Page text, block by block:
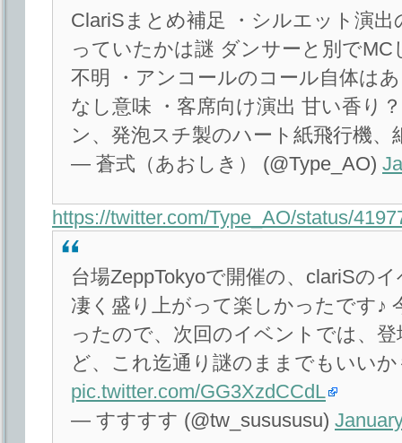
ClariSまとめ補足 ・シルエット演
っていたかは謎 ダンサーと別で
不明 ・アンコールのコール自体は
なし意味 ・客席向け演出 甘い香り
ン、発泡スチ製のハート紙飛行機、
— 蒼式（あおしき） (@Type_AO)
https://twitter.com/Type_AO/status/
台場ZeppTokyoで開催の、clariSの
凄く盛り上がって楽しかったです♪
ったので、次回のイベントでは、
ど、これ迄通り謎のままでもいい
pic.twitter.com/GG3XzdCCdL
— すすすす (@tw_susususu)